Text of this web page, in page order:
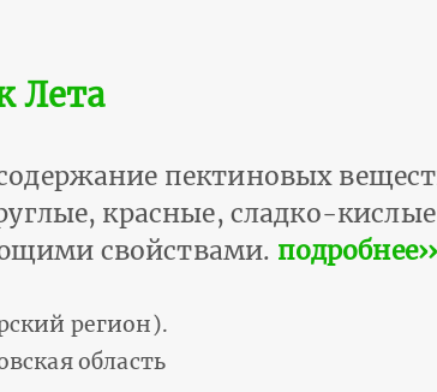
Лета
пектиновых
красные, сладко-
свойствами. подробнее››
регион).
область